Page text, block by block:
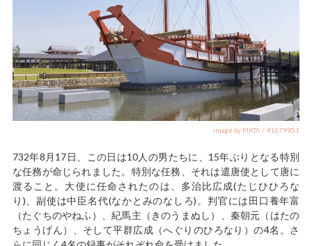
image by PIXTA / 41679951
732年8月17日、この日は10人の男たちに、15年ぶりとなる特別
な任務が命じられました。特別な任務、それは遣唐使として唐に
渡ること。大使に任命されたのは、多治比広成(たじひひろな
り)、副使は中臣名代(なかとみのなしろ)。判官には田口養年富
（たぐちのやねふ）、紀馬主（きのうまぬし）、秦朝元（はたの
ちょうげん）、そして平群広成（へぐりのひろなり）の4名。さ